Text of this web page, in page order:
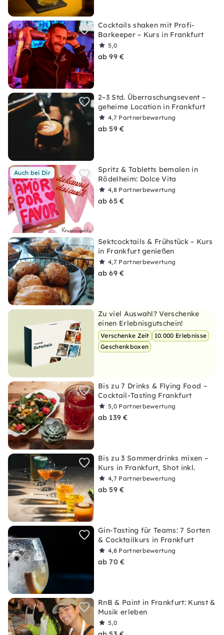
Cocktails shaken mit Profi-
Barkeeper – Kurs in Frankfurt
5,0
ab 99 €
2–3 Std. Überraschungsevent –
geheime Location in Frankfurt
4,7 Partnerbewertung
ab 59 €
Auch bei Dir
Spritz & Tabletts bemalen in
Rödelheim: Dolce Vita
4,8 Partnerbewertung
ab 65 €
Sektcocktails & Frühstück – Kurs
in Frankfurt genießen
4,7 Partnerbewertung
ab 69 €
Zu viel Auswahl? Verschenke
einen Erlebnisgutschein!
Verschenke Zeit
10.000 Erlebnisse
Geschenkboxen
Bis zu 7 Drinks & Flying Food –
Cocktail-Tasting Frankfurt
5,0 Partnerbewertung
ab 139 €
Bis zu 3 Sommerdrinks mixen –
Kurs in Frankfurt, Shot inkl.
4,7 Partnerbewertung
ab 59 €
Gin-Tasting für Teams: 7 Sorten
& Cocktailkurs in Frankfurt
4,8 Partnerbewertung
ab 70 €
RnB & Paint in Frankfurt: Kunst &
Musik erleben
5,0